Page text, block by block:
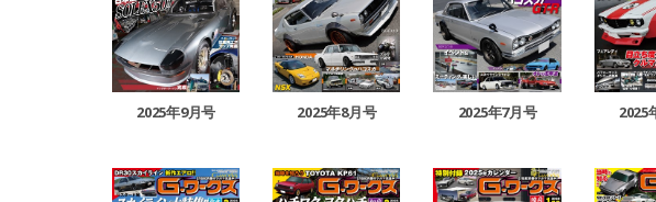
2025年9月号 2025年8月号 2025年7月号 2025